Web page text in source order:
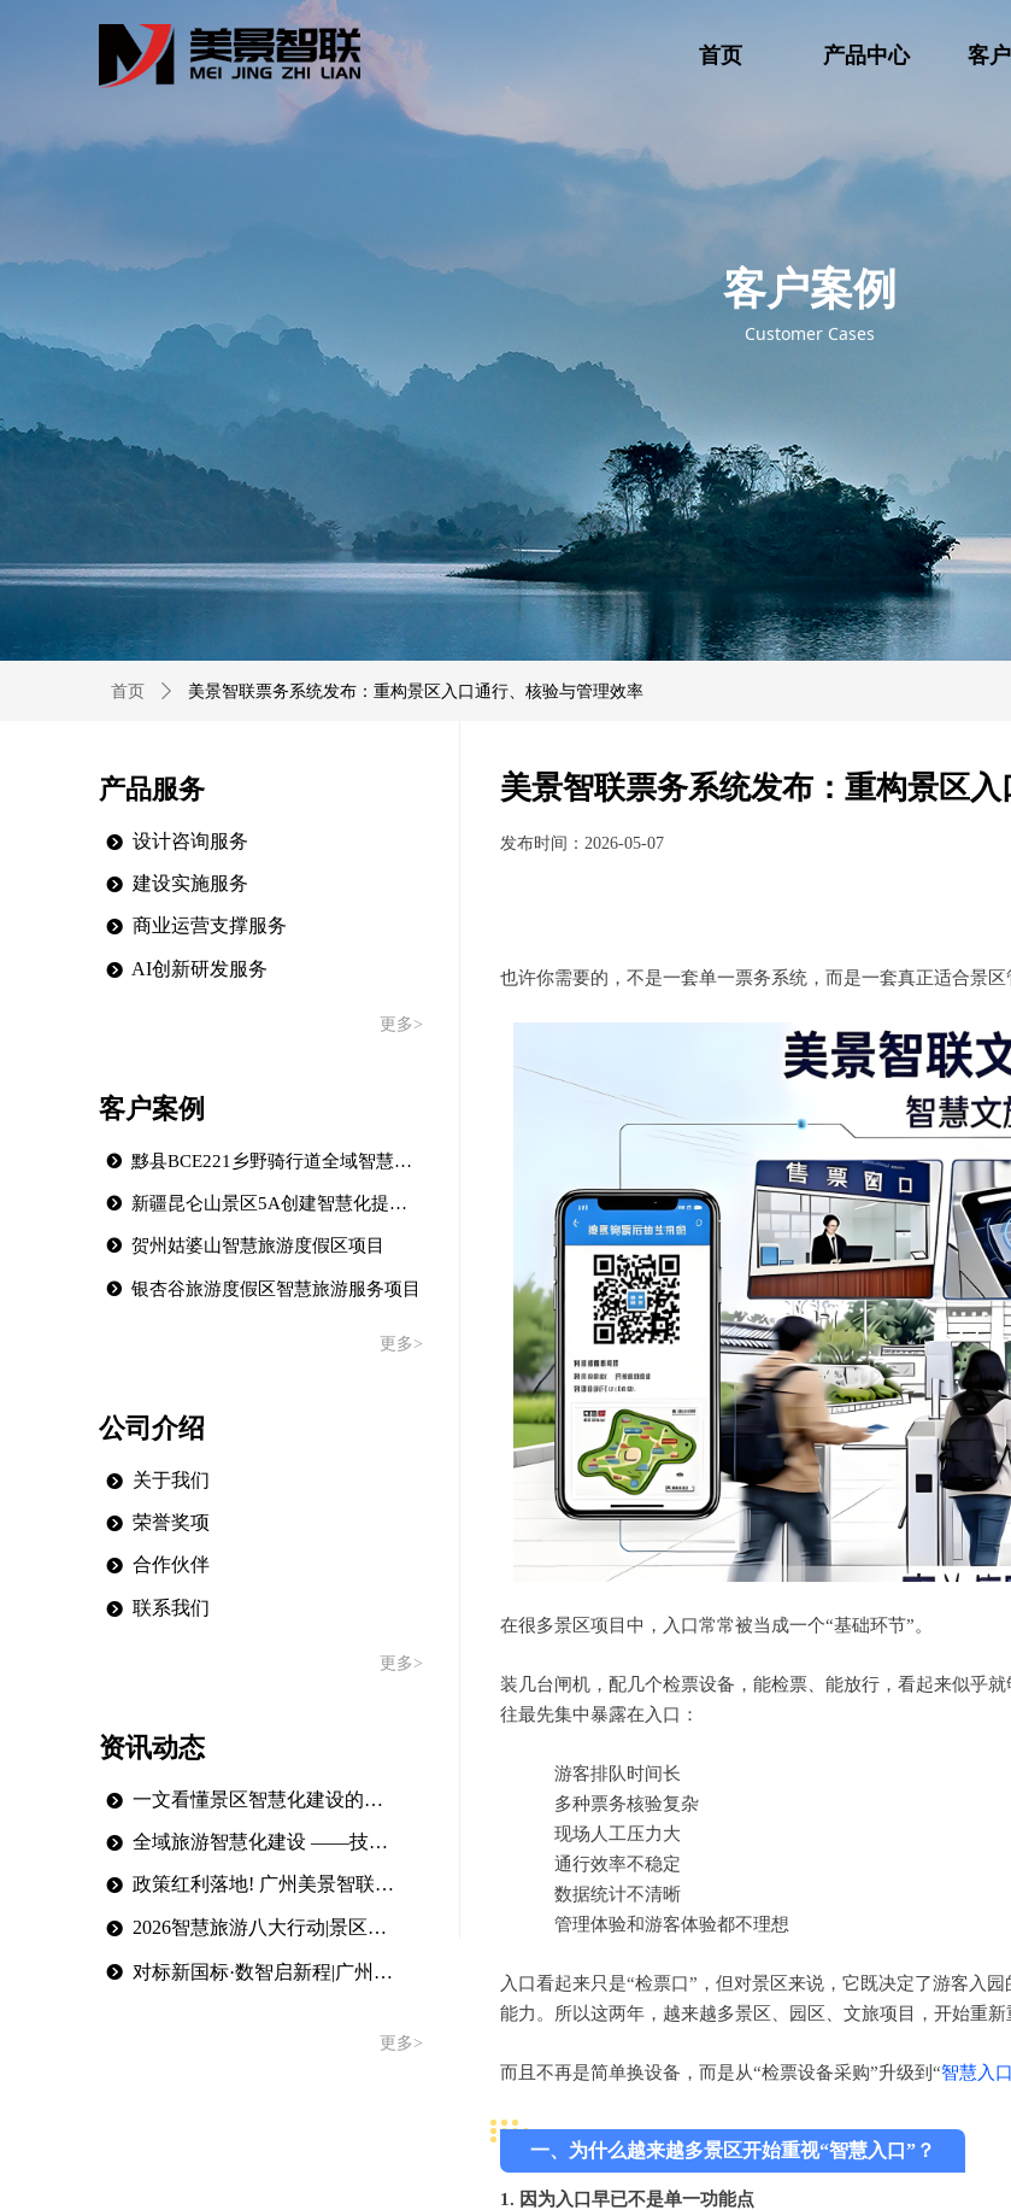
首页 产品中心 客
客户案例
Customer Cases
首页 ꄲ 美景智联票务系统发布：重构景区入口通行、核验与管理效率
美景智联票务系统发布：重构景区
发布时间： 2026-05-07
也许你需要的，不是一套单一票务系统，而是一套真正适合景区
在很多景区项目中，入口常常被当成一个“基础环节”。
装几台闸机，配几个检票设备，能检票、能放行，看起来似乎
往最先集中暴露在入口：
游客排队时间长
多种票务核验复杂
现场人工压力大
通行效率不稳定
数据统计不清晰
管理体验和游客体验都不理想
入口看起来只是“检票口”，但对景区来说，它既决定了游客入园
能力。所以这两年，越来越多景区、园区、文旅项目，开始重新
而且不再是简单换设备，而是从“检票设备采购”升级到“智慧入
一、 为什么越来越多景区开始重视“智慧入口”？
1. 因为入口早已不是单一功能点
产品服务
뀹 设计咨询服务
뀹 建设实施服务
뀹 AI创新研发服务
뀹 商业运营支撑服务
更多>
客户案例
뀹 黟县BCE221乡野骑行道全域智慧旅游建设提升项目
뀹 新疆昆仑山景区5A创建智慧化提升项目
뀹 银杏谷旅游度假区智慧旅游服务项目
뀹 贺州姑婆山智慧旅游度假区项目
更多>
公司介绍
뀹 关于我们
뀹 荣誉奖项
뀹 联系我们
뀹 合作伙伴
更多>
资讯动态
뀹 一文看懂景区智慧化建设的投资价值
뀹 全域旅游智慧化建设 ——技术引领，服务全程
뀹 政策红利落地! 广州美景智联以数智文旅赋能城市更新存量焕新!
뀹 2026智慧旅游八大行动|景区该怎么接?
뀹 对标新国标·数智启新程|广州美景智联全链条智慧文旅解决方案
更多>